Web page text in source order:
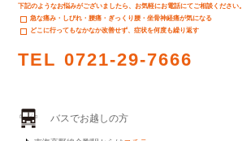
下記のようなお悩みがございましたら、お気軽にお電話にてご相談ください。
急な痛み・しびれ・腰痛・ぎっくり腰・坐骨神経痛が気になる
どこに行ってもなかなか改善せず、症状を何度も繰り返す
TEL 0721-29-7666
バスでお越しの方